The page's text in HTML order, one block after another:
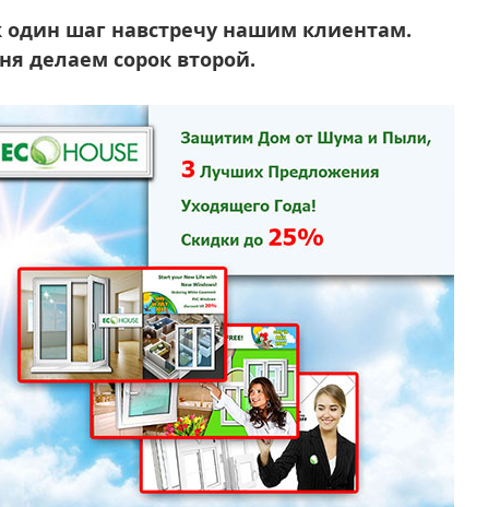
шаг навстречу нашим клиентам.
делаем сорок второй.